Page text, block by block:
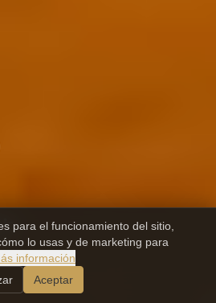
para el funcionamiento del sitio,
lo usas y de marketing para
información
Aceptar